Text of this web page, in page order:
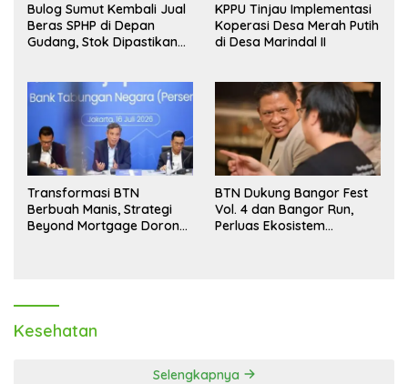
Bulog Sumut Kembali Jual
Beras SPHP di Depan
Gudang, Stok Dipastikan
KPPU Tinjau Implementasi
Koperasi Desa Merah Putih
di Desa Marindal II
Transformasi BTN
Berbuah Manis, Strategi
Beyond Mortgage Dorong
BTN Dukung Bangor Fest
Vol. 4 dan Bangor Run,
Perluas Ekosistem
Kesehatan
Selengkapnya